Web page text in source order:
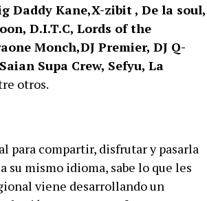
Daddy Kane,X-zibit , De la soul,
D.I.T.C, Lords of the
Monch,DJ Premier, DJ Q-
Supa Crew, Sefyu, La
otros.
para compartir, disfrutar y pasarla
su mismo idioma, sabe lo que les
viene desarrollando un